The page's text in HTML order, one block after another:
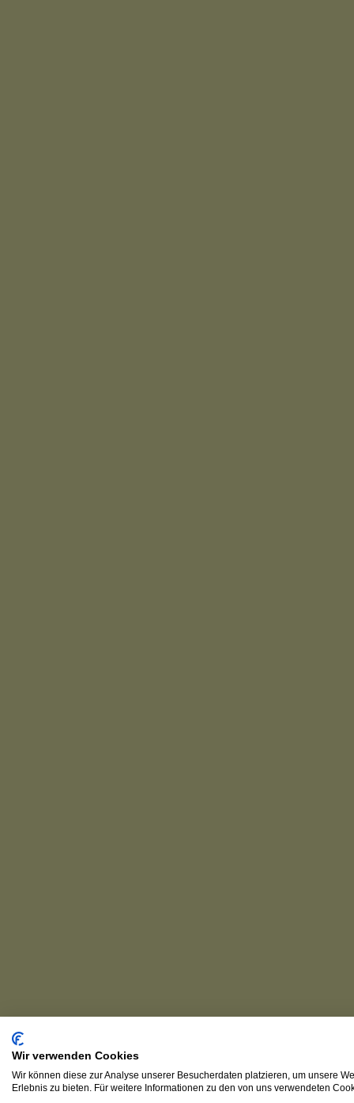
Wir verwenden Cookies
Wir können diese zur Analyse unserer Besucherdaten platzieren, um unsere
Erlebnis zu bieten. Für weitere Informationen zu den von uns verwendeten